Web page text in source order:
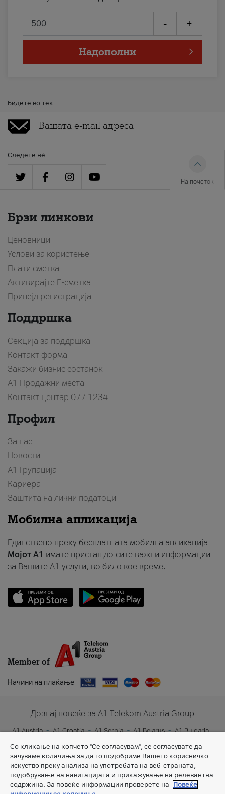
- +
Надополни
Бидете во тек
Следете нè
На почеток
Брзи линкови
Ценовници
Услови за користење
Плати сметка
Активирајте Е-сметка
Припејд регистрација
Поддршка
Секција за поддршка
Контакт форма
Закажи бизнис состанок
A1 Продажни места
Контакт центар 077 1234
Профил
За нас
Новости
А1 Групација
Кариера
Заштита на лични податоци
Мобилна апликација
Единствено преку бесплатната мобилна апликација
Мојот A1 имате пристап до сите важни информации
за Вашите A1 услуги, во било кое време.
Member of
Начини на плаќање
Дознај повеќе за A1 Telekom Austria Group
A1 Austria A1 Croatia A1 Serbia A1 Belarus
A1 Bulgaria
Со кликање на копчето "Се согласувам", се согласувате да
зачуваме колачиња за да го подобриме Вашето корисничко
искуство преку анализа на употребата на веб-страната,
подобрување на навигацијата и прикажување на релевантна
содржина. За повеќе информации проверете на
Повеќе